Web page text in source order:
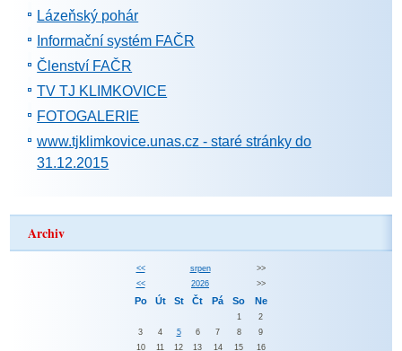
Lázeňský pohár
Informační systém FAČR
Členství FAČR
TV TJ KLIMKOVICE
FOTOGALERIE
www.tjklimkovice.unas.cz - staré stránky do
31.12.2015
Archiv
<< srpen
>>
<<
2026 >>
Po Út St Čt Pá So Ne
1
2
3
4 5 6 7 8
9
10
11 12 13 14 15 16